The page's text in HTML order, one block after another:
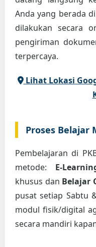
Anda yang berada
dilakukan secara
pengiriman
terpercaya.
Lihat Lokasi
Proses Belajar
Pembelajaran di
metode: E-
khusus dan Belajar
pusat setiap Sabtu
modul fisik/digital
secara mandiri